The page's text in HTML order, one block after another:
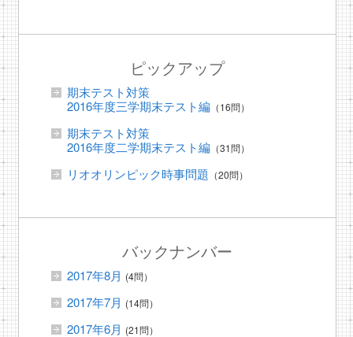
ピックアップ
期末テスト対策
2016年度三学期末テスト編（16問）
期末テスト対策
2016年度二学期末テスト編（31問）
リオオリンピック時事問題 （20問）
バックナンバー
2017年8月 (4問）
2017年7月 (14問）
2017年6月 (21問）